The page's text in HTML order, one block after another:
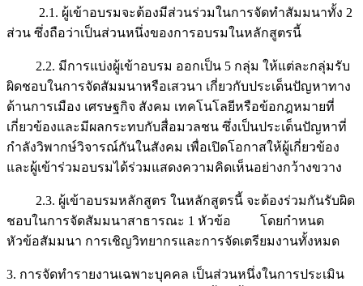
2.1. ผู้เข้าอบรมจะต้องมีส่วนร่วมในการจัดทำสัมมนาทั้ง 2
ส่วน ซึ่งถือว่าเป็นส่วนหนึ่งของการอบรมในหลักสูตรนี้
2.2. มีการแบ่งผู้เข้าอบรม ออกเป็น 5 กลุ่ม ให้แต่ละกลุ่มรับ
ผิดชอบในการจัดสัมมนาหรือเสวนา เกี่ยวกับประเด็นปัญหาทาง
ด้านการเมือง เศรษฐกิจ สังคม เทคโนโลยีหรือข้อกฎหมายที่
เกี่ยวข้องและมีผลกระทบกับสื่อมวลชน ซึ่งเป็นประเด็นปัญหาที่
กำลังวิพากษ์วิจารณ์กันในสังคม เพื่อเปิดโอกาสให้ผู้เกี่ยวข้อง
และผู้เข้าร่วมอบรมได้ร่วมแสดงความคิดเห็นอย่างกว้างขวาง
2.3. ผู้เข้าอบรมหลักสูตร ในหลักสูตรนี้ จะต้องร่วมกันรับผิด
ชอบในการจัดสัมมนาสาธารณะ 1 หัวข้อ โดยกำหนด
หัวข้อสัมมนา การเชิญวิทยากรและการจัดเตรียมงานทั้งหมด
3. การจัดทำรายงานเฉพาะบุคคล เป็นส่วนหนึ่งในการประเมิน